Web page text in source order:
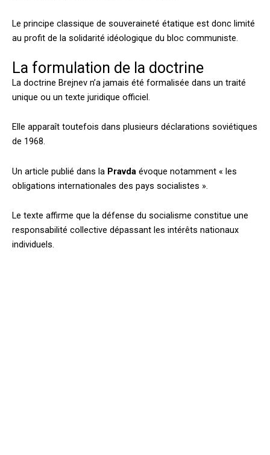
Le principe classique de souveraineté étatique est donc limité
au profit de la solidarité idéologique du bloc communiste.
La formulation de la doctrine
La doctrine Brejnev n’a jamais été formalisée dans un traité
unique ou un texte juridique officiel.
Elle apparaît toutefois dans plusieurs déclarations soviétiques
de 1968.
Un article publié dans la Pravda évoque notamment « les
obligations internationales des pays socialistes ».
Le texte affirme que la défense du socialisme constitue une
responsabilité collective dépassant les intérêts nationaux
individuels.